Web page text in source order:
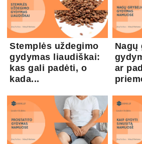
Stemplės uždegimo
gydymas liaudiškai:
kas gali padėti, o
kada...
Nagų
ar